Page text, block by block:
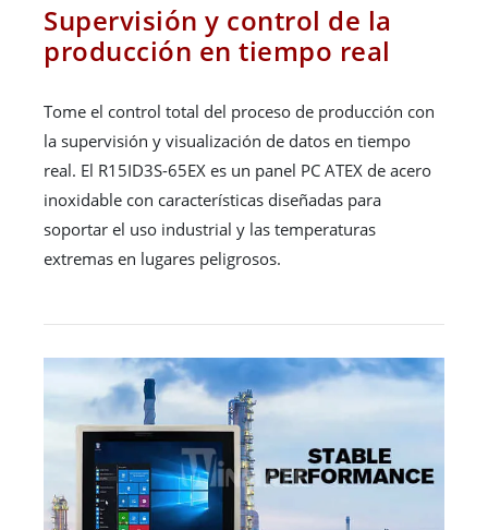
Supervisión y control de la
producción en tiempo real
Tome el control total del proceso de producción con
la supervisión y visualización de datos en tiempo
real. El R15ID3S-65EX es un panel PC ATEX de acero
inoxidable con características diseñadas para
soportar el uso industrial y las temperaturas
extremas en lugares peligrosos.